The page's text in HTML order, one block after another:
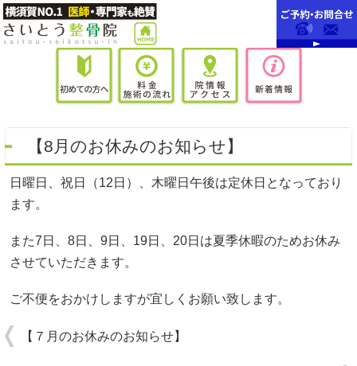
【8月のお休みのお知らせ】
日曜日、祝日（12日）、木曜日午後は定休日となっており
ます。
また7日、8日、9日、19日、20日は夏季休暇のためお休み
させていただきます。
ご不便をおかけしますが宜しくお願い致します。
【７月のお休みのお知らせ】